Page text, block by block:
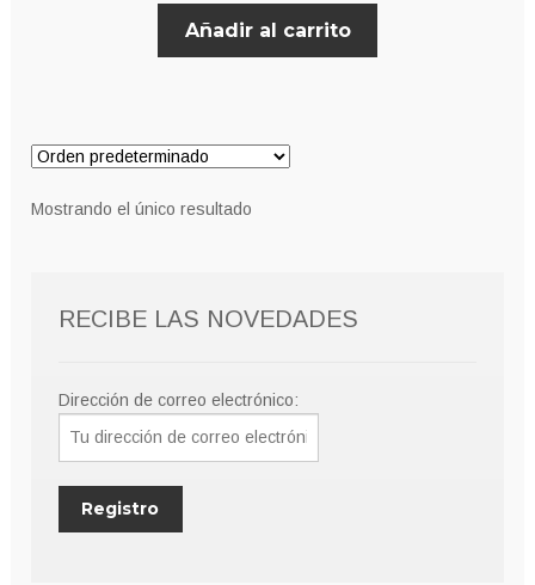
Añadir al carrito
Mostrando el único resultado
RECIBE LAS NOVEDADES
Dirección de correo electrónico: